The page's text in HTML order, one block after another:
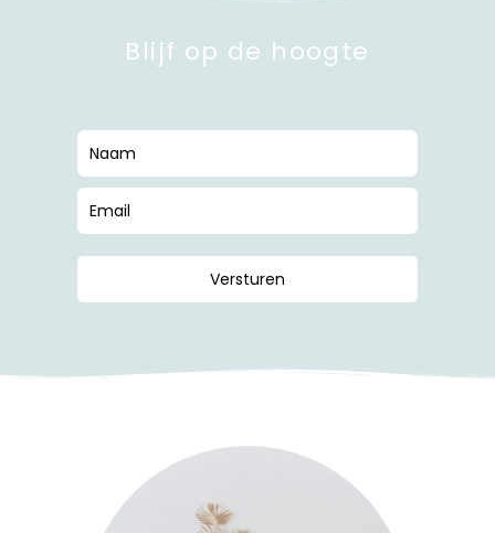
Blijf op de hoogte
Versturen